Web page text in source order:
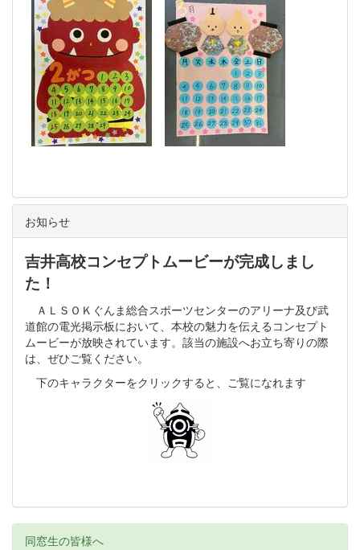
お知らせ
吉井高校コンセプトムービーが完成しまし
た！
ＡＬＳＯＫぐんま総合スポーツセンターのアリーナ及び武
道館の電光掲示板において、本校の魅力を伝えるコンセプト
ムービーが放映されています。該当の施設へお立ち寄りの際
は、ぜひご覧ください。
下のキャラクターをクリックすると、ご覧になれます
同窓生の皆様へ